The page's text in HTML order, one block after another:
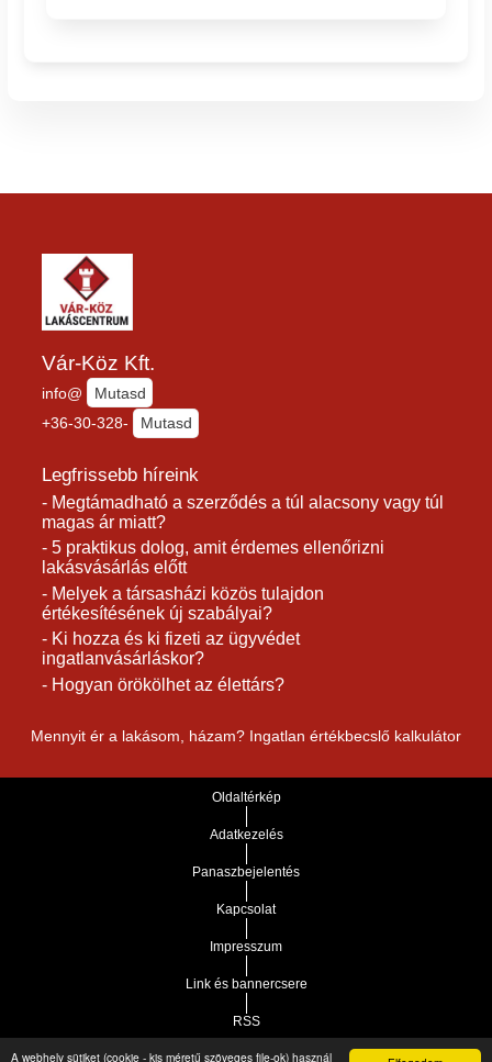
A webhely sütiket (cookie - kis méretű szöveges file-ok) használ
Vár-Köz Kft.
info@
Mutasd
+36-30-328-
Mutasd
Legfrissebb híreink
- Megtámadható a szerződés a túl alacsony vagy túl
magas ár miatt?
- 5 praktikus dolog, amit érdemes ellenőrizni
lakásvásárlás előtt
- Melyek a társasházi közös tulajdon
értékesítésének új szabályai?
- Ki hozza és ki fizeti az ügyvédet
ingatlanvásárláskor?
- Hogyan örökölhet az élettárs?
Mennyit ér a lakásom, házam? Ingatlan értékbecslő kalkulátor
Oldaltérkép
Adatkezelés
Panaszbejelentés
Kapcsolat
Impresszum
Link és bannercsere
RSS